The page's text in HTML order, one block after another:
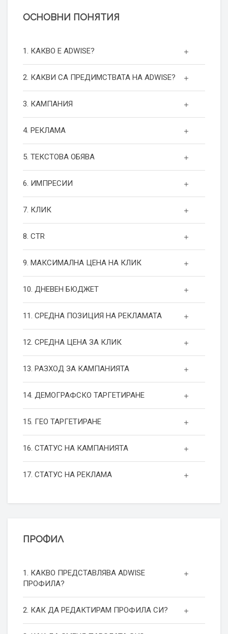
ОСНОВНИ ПОНЯТИЯ
1. КАКВО Е ADWISE?
2. КАКВИ СА ПРЕДИМСТВАТА НА ADWISE?
3. КАМПАНИЯ
4. РЕКЛАМА
5. ТЕКСТОВА ОБЯВА
6. ИМПРЕСИИ
7. КЛИК
8. CTR
9. МАКСИМАЛНА ЦЕНА НА КЛИК
10. ДНЕВЕН БЮДЖЕТ
11. СРЕДНА ПОЗИЦИЯ НА РЕКЛАМАТА
12. СРЕДНА ЦЕНА ЗА КЛИК
13. РАЗХОД ЗА КАМПАНИЯТА
14. ДЕМОГРАФСКО ТАРГЕТИРАНЕ
15. ГЕО ТАРГЕТИРАНЕ
16. СТАТУС НА КАМПАНИЯТА
17. СТАТУС НА РЕКЛАМА
ПРОФИЛ
1. КАКВО ПРЕДСТАВЛЯВА ADWISE
ПРОФИЛА?
2. КАК ДА РЕДАКТИРАМ ПРОФИЛА СИ?